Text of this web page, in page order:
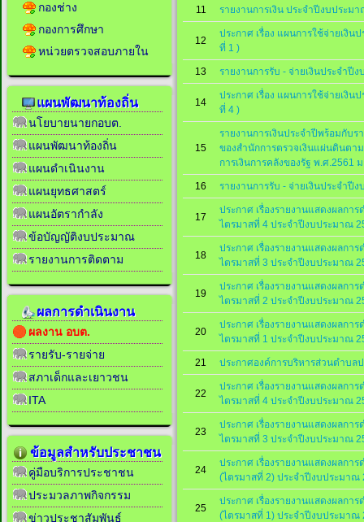
11 รายงานการเงิน ประจำปีงบประม
12
ประกาศ เรื่อง แผนการใช้จ่ายเงิน
ที่ 1 )
13 รายงานการรับ - จ่ายเงินประจำปี
14
ประกาศ เรื่อง แผนการใช้จ่ายเงิน
ที่ 4 )
15
รายงานการเงินประจำปีพร้อมกับร
ของสำนักการตรวจเงินแผ่นดินต
การเงินการคลังของรัฐ พ.ศ.2561
16 รายงานการรับ - จ่ายเงินประจำปี
17
ประกาศ เรื่องรายงานแสดงผลกา
ไตรมาสที่ 4 ประจำปีงบประมาณ
18
ประกาศ เรื่องรายงานแสดงผลกา
ไตรมาสที่ 3 ประจำปีงบประมาณ
19
ประกาศ เรื่องรายงานแสดงผลกา
ไตรมาสที่ 2 ประจำปีงบประมาณ
20
ประกาศ เรื่องรายงานแสดงผลกา
ไตรมาสที่ 1 ประจำปีงบประมาณ
21 ประกาศองค์การบริหารส่วนตำบล
22
ประกาศ เรื่องรายงานแสดงผลกา
ไตรมาสที่ 4 ประจำปีงบประมาณ
23
ประกาศ เรื่องรายงานแสดงผลกา
ไตรมาสที่ 3 ประจำปีงบประมาณ
24
ประกาศ เรื่องรายงานแสดงผลกา
(ไตรมาสที่ 2) ประจำปีงบประมาณ
25
ประกาศ เรื่องรายงานแสดงผลกา
(ไตรมาสที่ 1) ประจำปีงบประมาณ
กองช่าง
กองการศึกษา
หน่วยตรวจสอบภายใน
แผนพัฒนาท้องถิ่น
นโยบายนายกอบต.
แผนพัฒนาท้องถิ่น
แผนดำเนินงาน
แผนยุทธศาสตร์
แผนอัตรากำลัง
ข้อบัญญัติงบประมาณ
รายงานการติดตาม
ผลการดำเนินงาน
ผลงาน อบต.
รายรับ-รายจ่าย
สภาเด็กและเยาวชน
ITA
ข้อมูลสำหรับประชาชน
คู่มือบริการประชาชน
ประมวลภาพกิจกรรม
ข่าวประชาสัมพันธ์